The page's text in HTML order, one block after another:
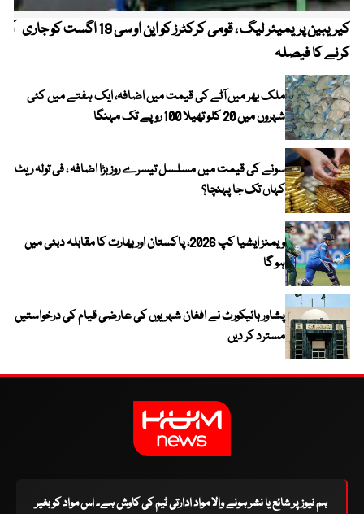
کیریبین پریمیئر لیگ ، قومی کرکٹرز کو این او سی 19 اگست کو جاری
کرنے کا فیصلہ
ملک بھر میں آٹے کی قیمت میں اضافہ، ایک ہفتے میں کئی
شہروں میں 20 کلو تھیلا 100 روپے تک مہنگا
سونے کی قیمت میں مسلسل تیسرے روز بڑا اضافہ ، فی تولہ ریٹ
کہاں تک جا پہنچا؟
ویمنز ایشیا کپ 2026، پاکستان اور بھارت کا مقابلہ دبئی میں
ہو گا
پشاور ہائیکورٹ نے افغان شہریوں کی عارضی قیام کی درخواستیں
مسترد کر دیں
ہم نیوز پر شائع یا نشر ہونے والا مواد ادارتی ٹیم کی کاوش ہے۔ اس مواد کو بغیر